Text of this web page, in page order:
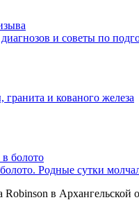
и советы по
и кованого железа
Родные сутки
в